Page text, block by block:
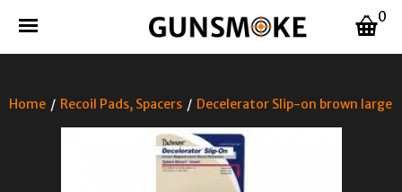
0
Home / Recoil Pads, Spacers / Decelerator Slip-on brown large